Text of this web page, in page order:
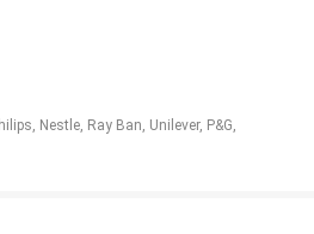
Nestle, Ray Ban, Unilever, P&G,